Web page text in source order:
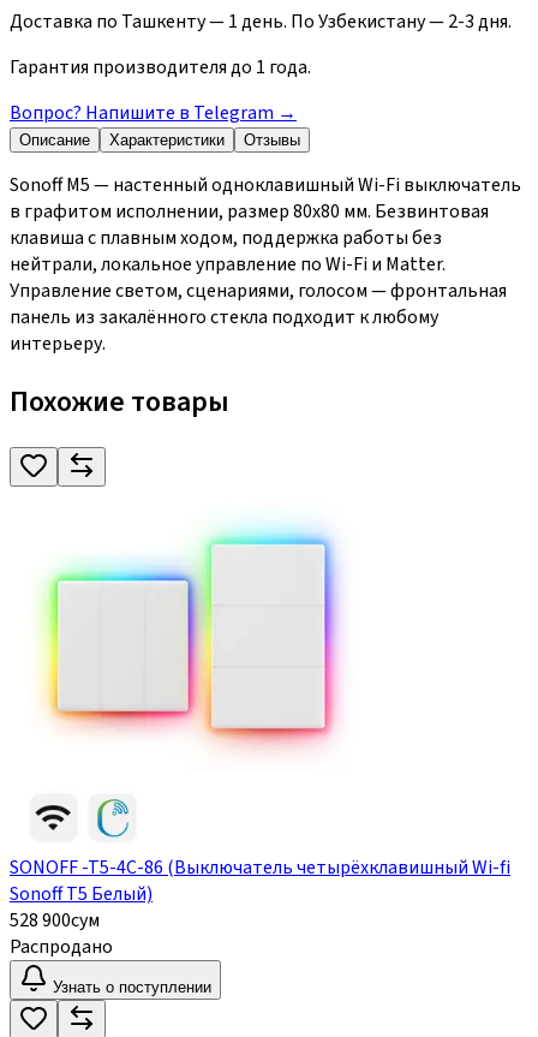
Доставка по Ташкенту — 1 день. По Узбекистану — 2-3 дня.
Гарантия производителя до 1 года.
Вопрос? Напишите в Telegram →
Описание Характеристики Отзывы
Sonoff M5 — настенный одноклавишный Wi-Fi выключатель
в графитом исполнении, размер 80x80 мм. Безвинтовая
клавиша с плавным ходом, поддержка работы без
нейтрали, локальное управление по Wi-Fi и Matter.
Управление светом, сценариями, голосом — фронтальная
панель из закалённого стекла подходит к любому
интерьеру.
Похожие товары
SONOFF -T5-4C-86 (Выключатель четырёхклавишный Wi-fi
Sonoff T5 Белый)
528 900сум
Распродано
Узнать о поступлении